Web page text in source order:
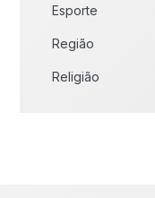
Esporte
Região
Religião